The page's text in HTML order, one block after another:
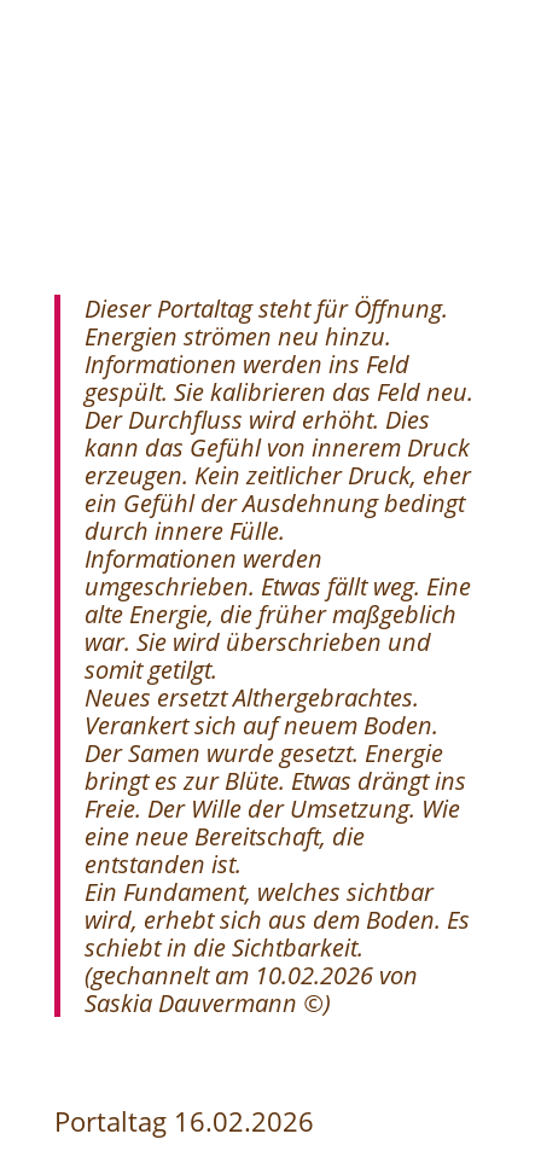
Dieser Portaltag steht für Öffnung.
Energien strömen neu hinzu.
Informationen werden ins Feld
gespült. Sie kalibrieren das Feld neu.
Der Durchfluss wird erhöht. Dies
kann das Gefühl von innerem Druck
erzeugen. Kein zeitlicher Druck, eher
ein Gefühl der Ausdehnung bedingt
durch innere Fülle.
Informationen werden
umgeschrieben. Etwas fällt weg. Eine
alte Energie, die früher maßgeblich
war. Sie wird überschrieben und
somit getilgt.
Neues ersetzt Althergebrachtes.
Verankert sich auf neuem Boden.
Der Samen wurde gesetzt. Energie
bringt es zur Blüte. Etwas drängt ins
Freie. Der Wille der Umsetzung. Wie
eine neue Bereitschaft, die
entstanden ist.
Ein Fundament, welches sichtbar
wird, erhebt sich aus dem Boden. Es
schiebt in die Sichtbarkeit.
(gechannelt am 10.02.2026 von
Saskia Dauvermann ©)
Portaltag 16.02.2026